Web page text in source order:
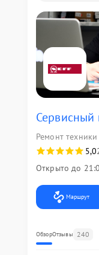
Сервисный
Ремонт
5,0
Открыто до
Маршрут
ОбзорОтзывы 240